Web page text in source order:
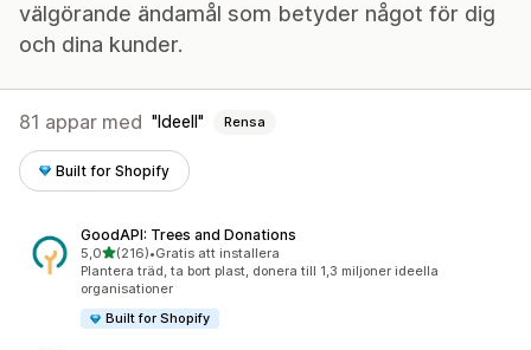
välgörande ändamål som betyder något för dig
och dina kunder.
81 appar med Ideell Rensa
Built for Shopify
GoodAPI: Trees and Donations
5,0av 5 stjärnor
(216)
216 recensioner totalt
•Gratis att installera
Plantera träd, ta bort plast, donera till 1,3 miljoner ideella
organisationer
Built for Shopify